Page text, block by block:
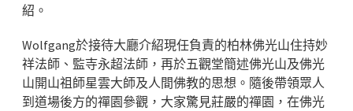
紹。
Wolfgang於接待大廳介紹現任負責的柏林佛光山住持妙
祥法師、監寺永超法師，再於五觀堂簡述佛光山及佛光
山開山祖師星雲大師及人間佛教的思想。隨後帶領眾人
到道場後方的禪園參觀，大家驚見莊嚴的禪園，在佛光